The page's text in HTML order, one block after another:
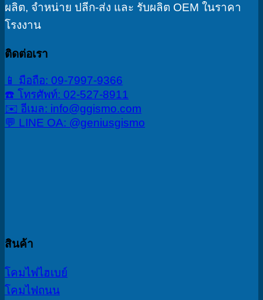
ผลิต, จำหน่าย ปลีก-ส่ง และ รับผลิต OEM ในราคา
โรงงาน
ติดต่อเรา
📱 มือถือ: 09-7997-9366
☎️ โทรศัพท์: 02-527-8911
✉️ อีเมล: info@ggismo.com
💬 LINE OA: @geniusgismo
สินค้า
โคมไฟไฮเบย์
โคมไฟถนน